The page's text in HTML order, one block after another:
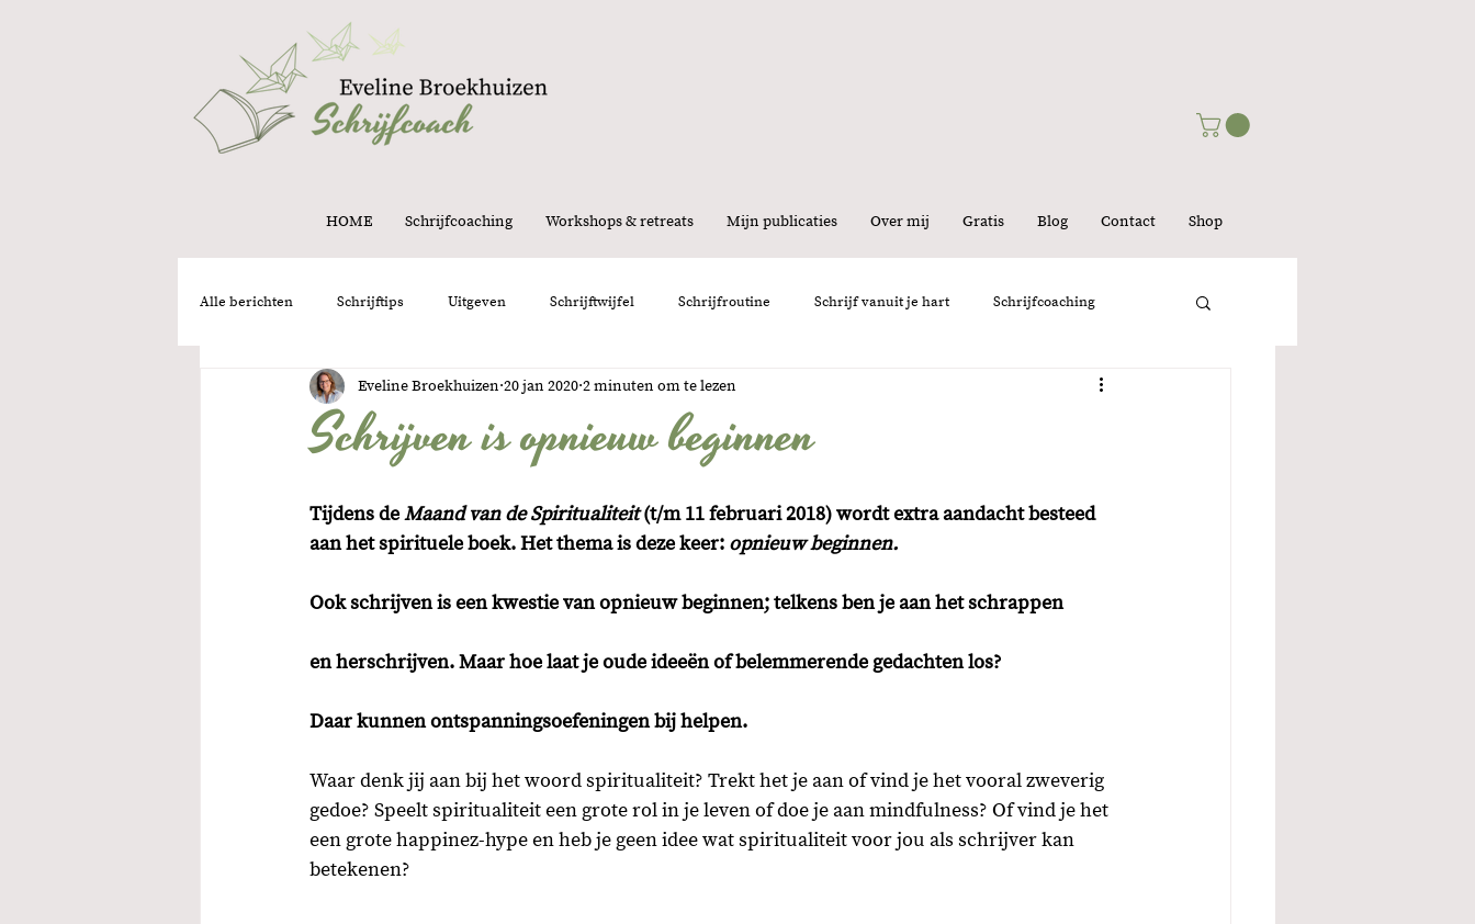
HOME Schrijfcoaching Workshops & retreats Mijn publicaties Over mij Gratis Blog Contact Shop
Alle berichten Schrijftips Uitgeven Schrijftwijfel Schrijfroutine Schrijf vanuit je hart Schrijfcoaching
Intuïtie Ondernemen Interview Feedback
Schrijven is opnieuw beginnen
Eveline Broekhuizen 20 jan 2020 2 minuten om te lezen
Tijdens de Maand van de Spiritualiteit (t/m 11 februari 2018) wordt extra aandacht besteed
aan het spirituele boek. Het thema is deze keer: opnieuw beginnen.
Ook schrijven is een kwestie van opnieuw beginnen; telkens ben je aan het schrappen
en herschrijven. Maar hoe laat je oude ideeën of belemmerende gedachten los?
Daar kunnen ontspanningsoefeningen bij helpen.
Waar denk jij aan bij het woord spiritualiteit? Trekt het je aan of vind je het vooral zweverig
gedoe? Speelt spiritualiteit een grote rol in je leven of doe je aan mindfulness? Of vind je het
een grote happinez-hype en heb je geen idee wat spiritualiteit voor jou als schrijver kan
betekenen?